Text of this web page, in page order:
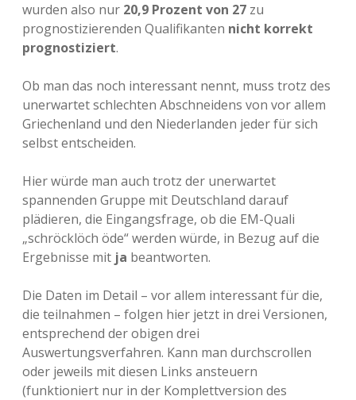
wurden also nur 20,9 Prozent von 27 zu
prognostizierenden Qualifikanten nicht korrekt
prognostiziert.
Ob man das noch interessant nennt, muss trotz des
unerwartet schlechten Abschneidens von vor allem
Griechenland und den Niederlanden jeder für sich
selbst entscheiden.
Hier würde man auch trotz der unerwartet
spannenden Gruppe mit Deutschland darauf
plädieren, die Eingangsfrage, ob die EM-Quali
„schröcklöch öde“ werden würde, in Bezug auf die
Ergebnisse mit ja beantworten.
Die Daten im Detail – vor allem interessant für die,
die teilnahmen – folgen hier jetzt in drei Versionen,
entsprechend der obigen drei
Auswertungsverfahren. Kann man durchscrollen
oder jeweils mit diesen Links ansteuern
(funktioniert nur in der Komplettversion des